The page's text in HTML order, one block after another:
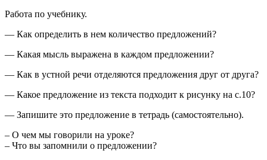
Работа по учебнику.
— Как определить в нем количество предложений?
— Какая мысль выражена в каждом предложении?
— Как в устной речи отделяются предложения друг от друга?
— Какое предложение из текста подходит к рисунку на с.10?
— Запишите это предложение в тетрадь (самостоятельно).
– О чем мы говорили на уроке?
– Что вы запомнили о предложении?